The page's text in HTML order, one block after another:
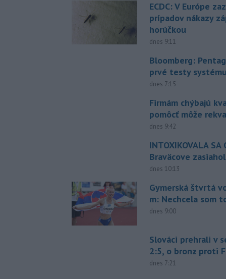
ECDC: V Európe
prípadov nákazy
horúčkou
dnes 9:11
Bloomberg:
prvé testy
dnes 7:15
Firmám chýbajú
pomôcť môže
dnes 9:42
INTOXIKOVALA SA
Braväcove
dnes 10:13
Gymerská štvrtá
m: Nechcela som
dnes 9:00
Slováci prehrali v
2:5, o bronz proti
dnes 7:21